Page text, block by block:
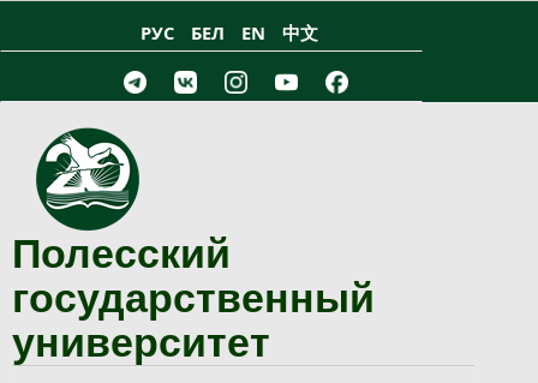
РУС БЕЛ EN 中文
Полесский
государственный
университет